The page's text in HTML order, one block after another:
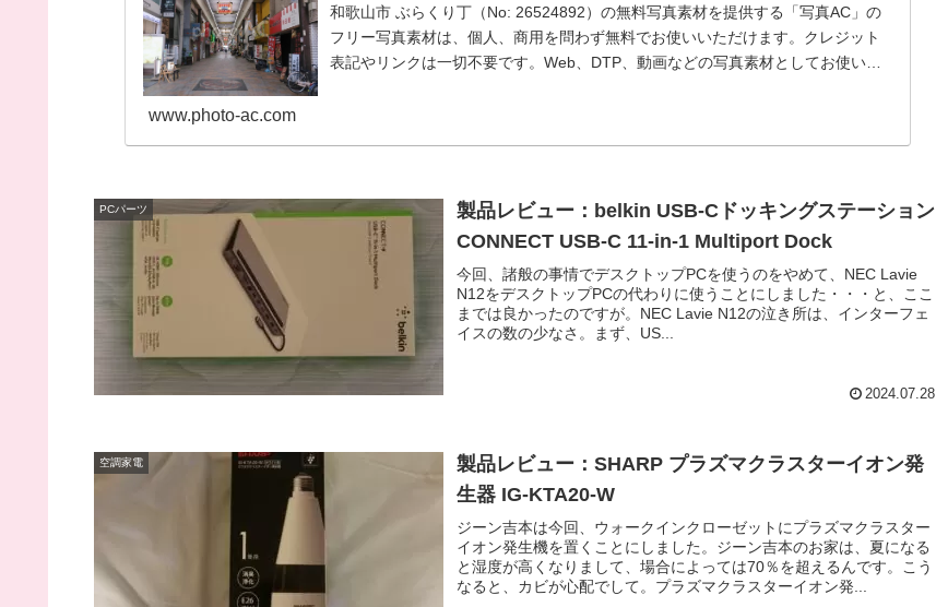
和歌山市 ぶらくり丁（No: 26524892）の無料写真素材を提供する「写真AC」の
フリー写真素材は、個人、商用を問わず無料でお使いいただけます。クレジット
表記やリンクは一切不要です。Web、DTP、動画などの写真素材としてお使いく
www.photo-ac.com
PCパーツ
製品レビュー：belkin USB-Cドッキングステーション
CONNECT USB-C 11-in-1 Multiport Dock
今回、諸般の事情でデスクトップPCを使うのをやめて、NEC Lavie
N12をデスクトップPCの代わりに使うことにしました・・・と、ここ
までは良かったのですが。NEC Lavie N12の泣き所は、インターフェ
イスの数の少なさ。まず、US...
2024.07.28
空調家電
製品レビュー：SHARP プラズマクラスターイオン発
生器 IG-KTA20-W
ジーン吉本は今回、ウォークインクローゼットにプラズマクラスター
イオン発生機を置くことにしました。ジーン吉本のお家は、夏になる
と湿度が高くなりまして、場合によっては70％を超えるんです。こう
なると、カビが心配でして。プラズマクラスターイオン発...